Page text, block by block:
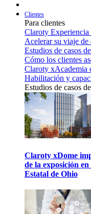
Clientes
Para clientes
Claroty Experiencia
Acelerar su viaje de
Estudios de casos
Cómo los clientes
Claroty xAcademia
Habilitación y
Estudios de casos
Claroty xDome
de la exposición
Estatal de Ohio